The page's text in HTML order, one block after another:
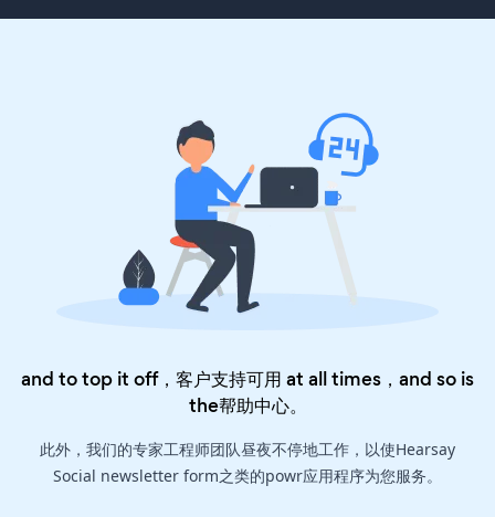
and to top it off，客户支持可用 at all times，and so is
the帮助中心。
此外，我们的专家工程师团队昼夜不停地工作，以使Hearsay
Social newsletter form之类的powr应用程序为您服务。